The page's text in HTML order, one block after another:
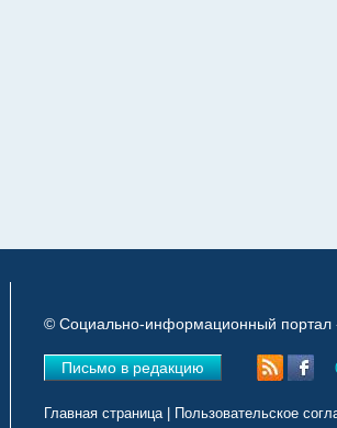
© Социально-информационный портал
Письмо в редакцию
Главная страница| Пользовательское